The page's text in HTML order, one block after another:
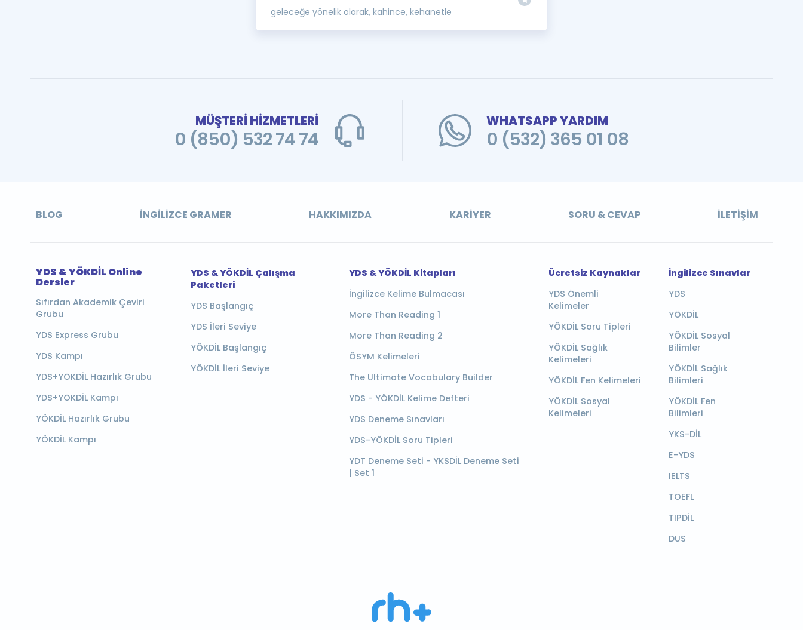
geleceğe yönelik olarak, kahince, kehanetle
MÜŞTERİ HİZMETLERİ
0 (850) 532 74 74
WHATSAPP YARDIM
0 (532) 365 01 08
BLOG İNGILIZCE GRAMER HAKKIMIZDA KARIYER SORU & CEVAP İLETIŞIM
YDS & YÖKDİL Online
Dersler
Sıfırdan Akademik Çeviri
Grubu
YDS Express Grubu
YDS Kampı
YDS+YÖKDİL Hazırlık Grubu
YDS+YÖKDİL Kampı
YÖKDİL Hazırlık Grubu
YÖKDİL Kampı
YDS & YÖKDİL Çalışma
Paketleri
YDS Başlangıç
YDS İleri Seviye
YÖKDİL Başlangıç
YÖKDİL İleri Seviye
YDS & YÖKDİL Kitapları
İngilizce Kelime Bulmacası
More Than Reading 1
More Than Reading 2
ÖSYM Kelimeleri
The Ultimate Vocabulary Builder
YDS - YÖKDİL Kelime Defteri
YDS Deneme Sınavları
YDS-YÖKDİL Soru Tipleri
YDT Deneme Seti - YKSDİL Deneme Seti
| Set 1
Ücretsiz Kaynaklar
YDS Önemli
Kelimeler
YÖKDİL Soru Tipleri
YÖKDİL Sağlık
Kelimeleri
YÖKDİL Fen Kelimeleri
YÖKDİL Sosyal
Kelimeleri
İngilizce Sınavlar
YDS
YÖKDİL
YÖKDİL Sosyal
Bilimler
YÖKDİL Sağlık
Bilimleri
YÖKDİL Fen
Bilimleri
YKS-DİL
E-YDS
IELTS
TOEFL
TIPDİL
DUS